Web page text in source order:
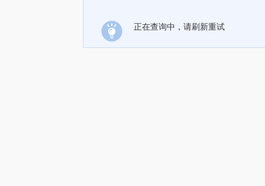
正在查询中，请刷新重试